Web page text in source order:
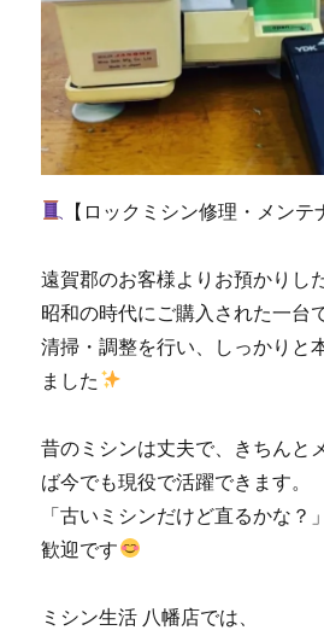
【ロックミシン修理・メンテ
遠賀郡のお客様よりお預かりし
昭和の時代にご購入された一台
清掃・調整を行い、しっかりと
ました
昔のミシンは丈夫で、きちんと
ば今でも現役で活躍できます。
「古いミシンだけど直るかな？
歓迎です
ミシン生活 八幡店では、